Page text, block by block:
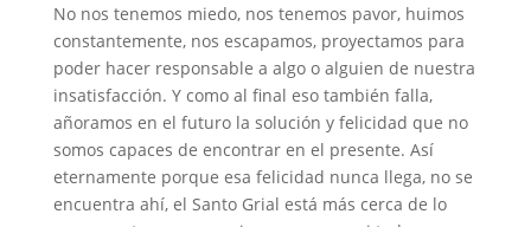
No nos tenemos miedo, nos tenemos pavor, huimos
constantemente, nos escapamos, proyectamos para
poder hacer responsable a algo o alguien de nuestra
insatisfacción. Y como al final eso también falla,
añoramos en el futuro la solución y felicidad que no
somos capaces de encontrar en el presente. Así
eternamente porque esa felicidad nunca llega, no se
encuentra ahí, el Santo Grial está más cerca de lo